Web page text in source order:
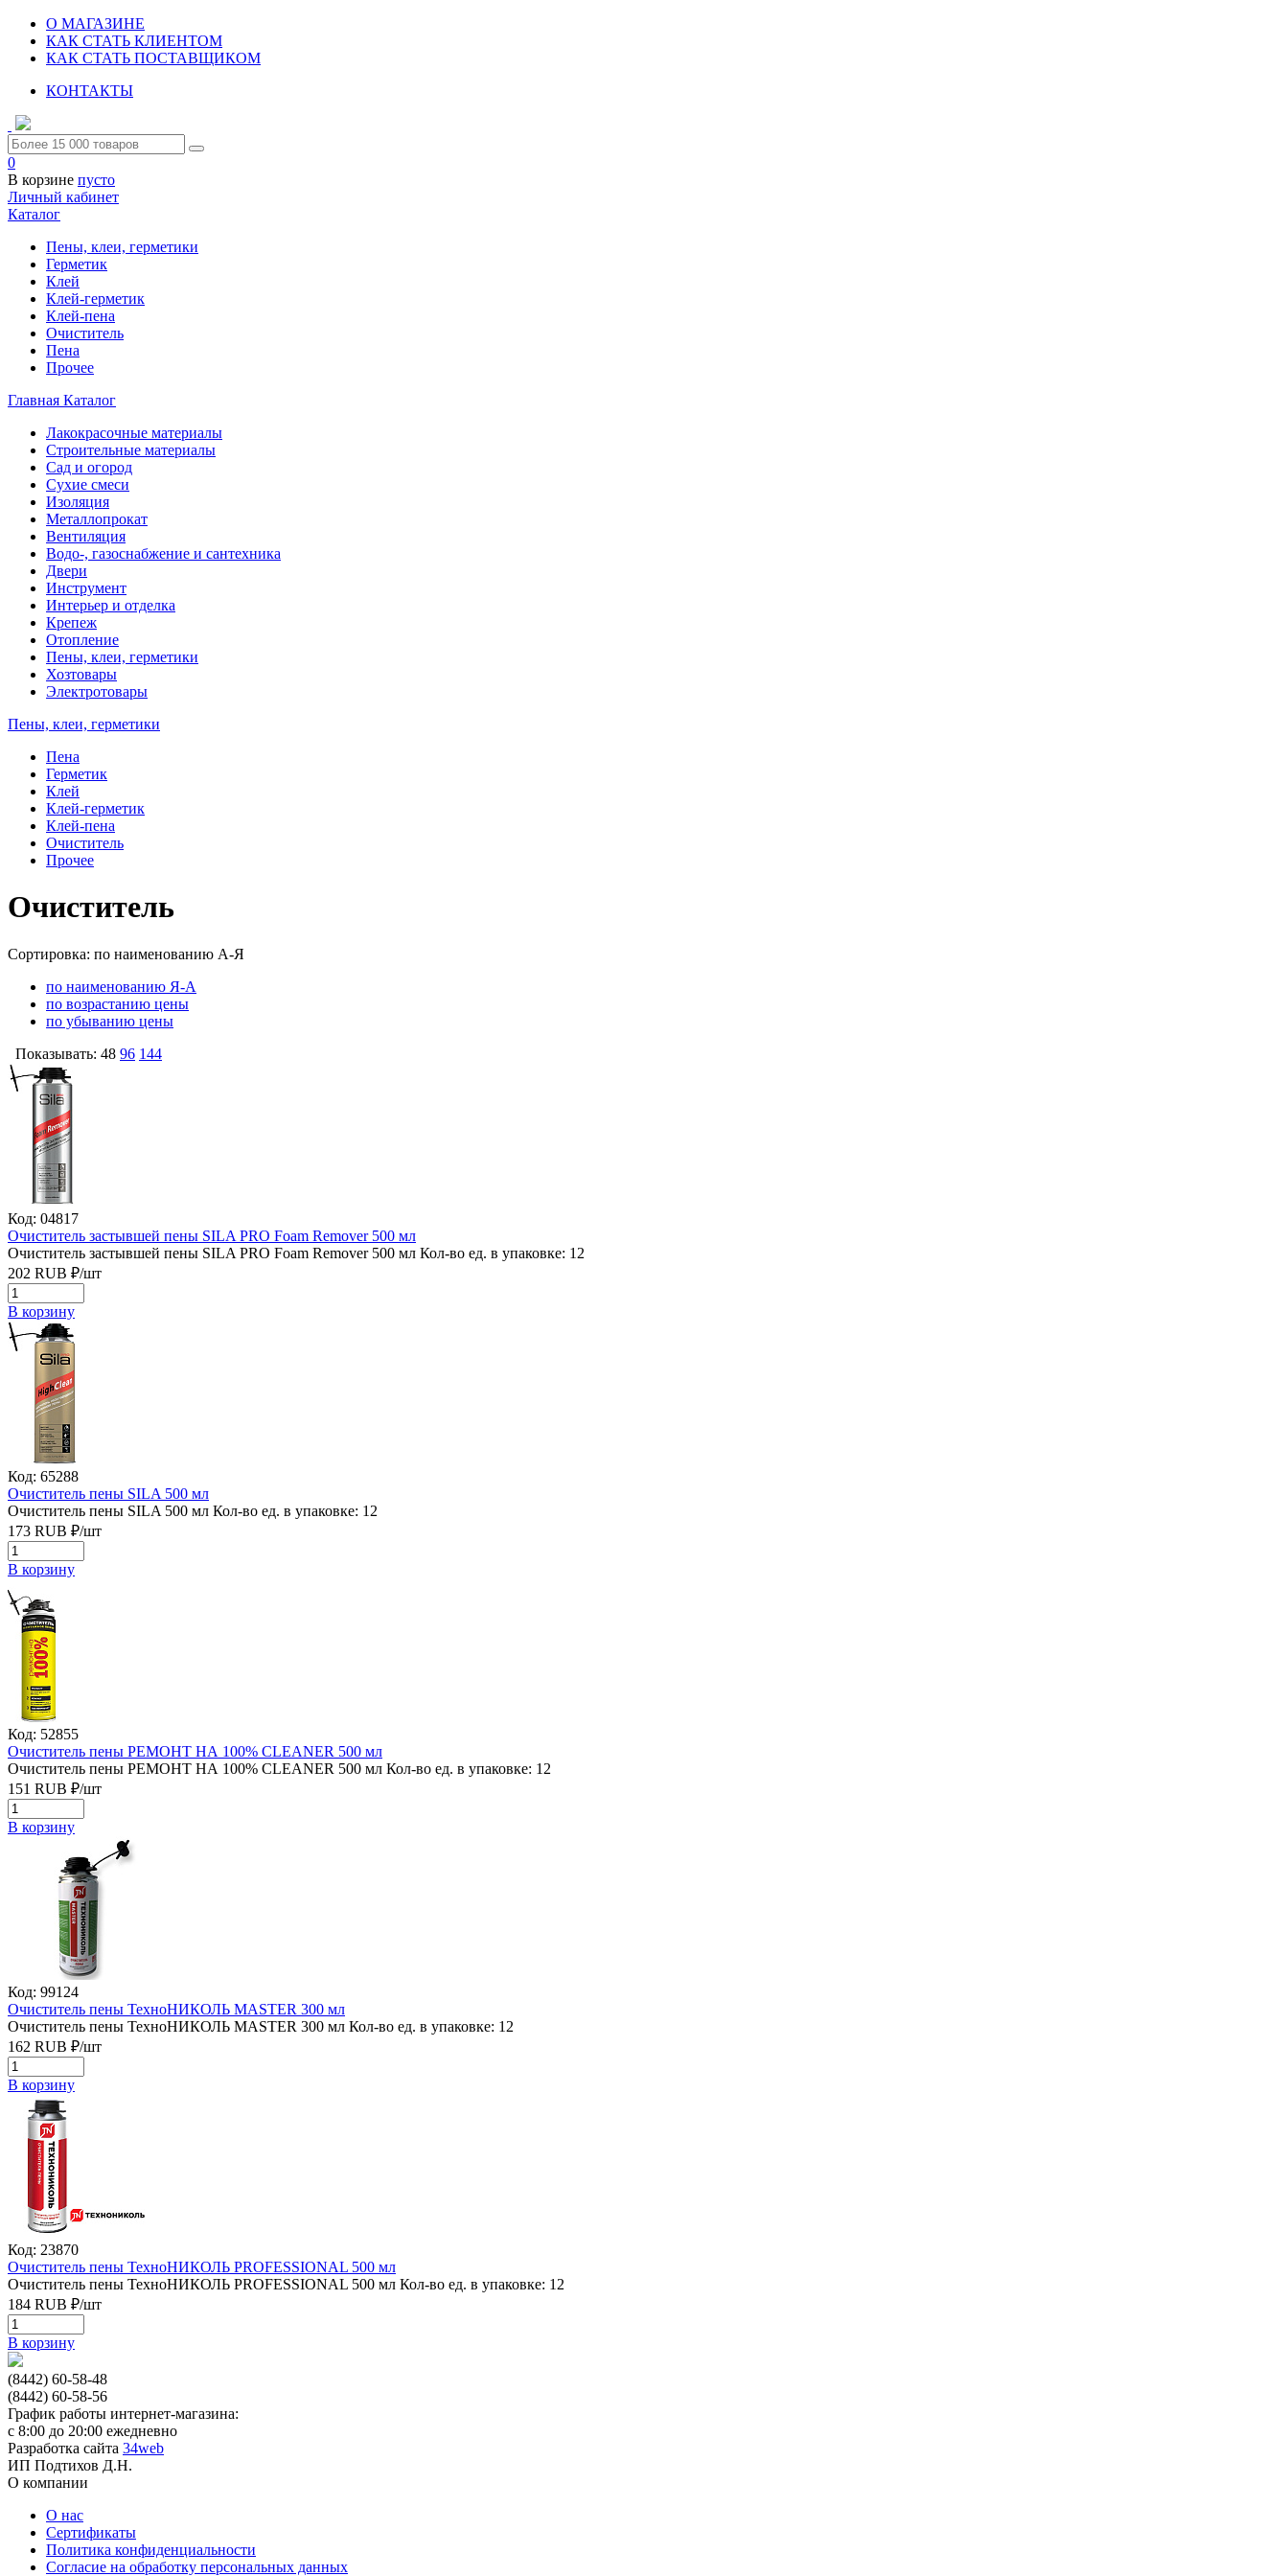
О МАГАЗИНЕ
КАК СТАТЬ КЛИЕНТОМ
КАК СТАТЬ ПОСТАВЩИКОМ
КОНТАКТЫ
0
В корзине пусто
Личный кабинет
Каталог
Пены, клеи, герметики
Герметик
Клей
Клей-герметик
Клей-пена
Очиститель
Пена
Прочее
Главная Каталог
Лакокрасочные материалы
Строительные материалы
Сад и огород
Сухие смеси
Изоляция
Металлопрокат
Вентиляция
Водо-, газоснабжение и сантехника
Двери
Инструмент
Интерьер и отделка
Крепеж
Отопление
Пены, клеи, герметики
Хозтовары
Электротовары
Пены, клеи, герметики
Пена
Герметик
Клей
Клей-герметик
Клей-пена
Очиститель
Прочее
Очиститель
Сортировка: по наименованию А-Я
по наименованию Я-А
по возрастанию цены
по убыванию цены
Показывать: 48 96 144
Код: 04817
Очиститель застывшей пены SILA PRO Foam Remover 500 мл
Очиститель застывшей пены SILA PRO Foam Remover 500 мл Кол-во ед. в упаковке: 12
202 RUB ₽/шт
В корзину
Код: 65288
Очиститель пены SILA 500 мл
Очиститель пены SILA 500 мл Кол-во ед. в упаковке: 12
173 RUB ₽/шт
В корзину
Код: 52855
Очиститель пены РЕМОНТ НА 100% CLEANER 500 мл
Очиститель пены РЕМОНТ НА 100% CLEANER 500 мл Кол-во ед. в упаковке: 12
151 RUB ₽/шт
В корзину
Код: 99124
Очиститель пены ТехноНИКОЛЬ MASTER 300 мл
Очиститель пены ТехноНИКОЛЬ MASTER 300 мл Кол-во ед. в упаковке: 12
162 RUB ₽/шт
В корзину
Код: 23870
Очиститель пены ТехноНИКОЛЬ PROFESSIONAL 500 мл
Очиститель пены ТехноНИКОЛЬ PROFESSIONAL 500 мл Кол-во ед. в упаковке: 12
184 RUB ₽/шт
В корзину
(8442) 60-58-48
(8442) 60-58-56
График работы интернет-магазина:
с 8:00 до 20:00 ежедневно
Разработка сайта 34web
ИП Подтихов Д.Н.
О компании
О нас
Сертификаты
Политика конфиденциальности
Согласие на обработку персональных данных